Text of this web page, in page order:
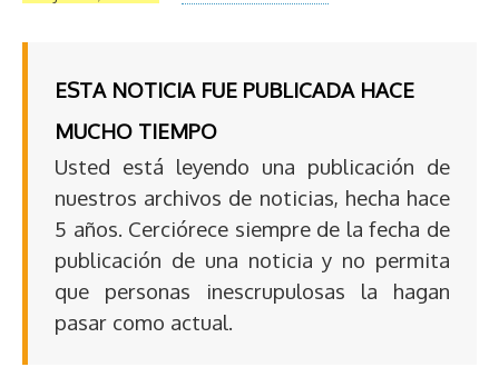
ESTA NOTICIA FUE PUBLICADA HACE
MUCHO TIEMPO
Usted está leyendo una publicación de
nuestros archivos de noticias, hecha hace
5 años. Cerciórece siempre de la fecha de
publicación de una noticia y no permita
que personas inescrupulosas la hagan
pasar como actual.